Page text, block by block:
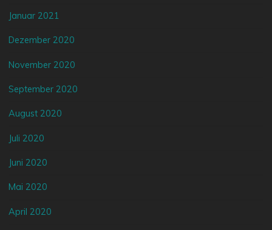
Januar 2021
Dezember 2020
November 2020
September 2020
August 2020
Juli 2020
Juni 2020
Mai 2020
April 2020